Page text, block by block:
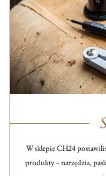
W sklepie CH24
produkty – narzędzia,